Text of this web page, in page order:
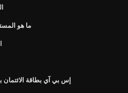
ما هو
إس بي آي بطاقة الائتمان